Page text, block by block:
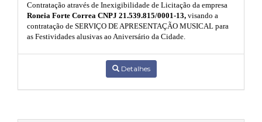
Contratação através de Inexigibilidade de Licitação da empresa
Roneia Forte Correa CNPJ 21.539.815/0001-13, visando a
contratação de SERVIÇO DE APRESENTAÇÃO MUSICAL para
as Festividades alusivas ao Aniversário da Cidade.
Detalhes